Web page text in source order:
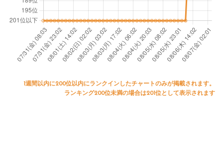
1週間以内に200位以内にランクインしたチャートのみが掲載されます。
ランキング200位未満の場合は201位として表示されます